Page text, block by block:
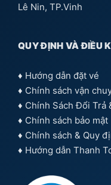
Lê Nin, TP.Vinh
QUY ĐỊNH VÀ ĐIỀU
♦ Hướng dẫn đặt vé
♦ Chính sách vận
♦ Chính Sách Đổi Trả
♦ Chính sách bảo mật
♦ Chính sách & Quy
♦ Hướng dẫn Thanh